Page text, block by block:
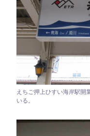
えちご押上ひすい海岸駅開
いる。